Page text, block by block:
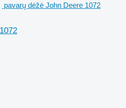
pavarų dėžė John Deere 1072